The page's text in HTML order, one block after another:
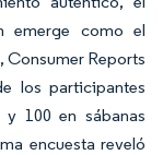
emerge como el
Consumer Reports
los participantes
y 100 en sábanas
encuesta reveló